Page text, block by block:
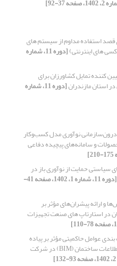
قصد استفاده مداوم از سیستم های
های اینترنتی) [دوره 11، شماره
کننده تمایل کشاورزان برای
استان مازندران [دوره 11، شماره
نوآوری مدل کسب‌وکار
و سامانه‌های پیچیده دفاعی
سیاستی حمایت از نوآوری باز در
[دوره 11، شماره 1، 1402، صفحه 41-
و ارائه پیشران‌های مؤثر بر
در استارتاپ های صنعت تجهیزات
عوامل حاکمیتی مؤثر بر پیاده
سازی موفق فناوری مدل سازی اطلاعات ساختمان (BIM) در شرکت